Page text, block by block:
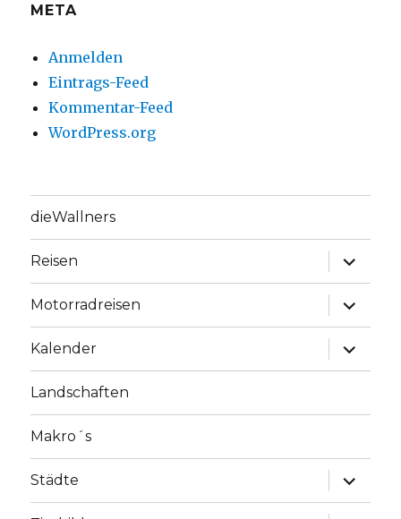
META
Anmelden
Eintrags-Feed
Kommentar-Feed
WordPress.org
dieWallners
Reisen
Motorradreisen
Kalender
Landschaften
Makro´s
Städte